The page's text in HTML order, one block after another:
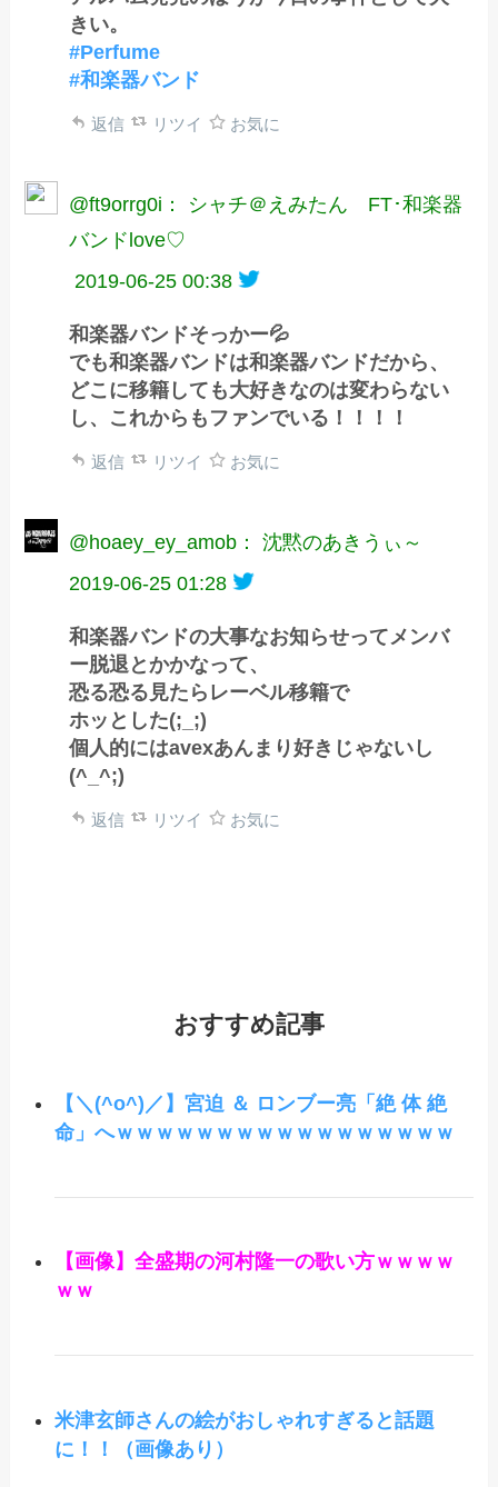
きい。
#Perfume
#和楽器バンド
返信 リツイ お気に
@ft9orrg0i： シャチ＠えみたん FT･和楽器
バンドlove♡
2019-06-25 00:38
和楽器バンドそっかー💦
でも和楽器バンドは和楽器バンドだから、
どこに移籍しても大好きなのは変わらない
し、これからもファンでいる！！！！
返信 リツイ お気に
@hoaey_ey_amob： 沈黙のあきうぃ～
2019-06-25 01:28
和楽器バンドの大事なお知らせってメンバ
ー脱退とかかなって、
恐る恐る見たらレーベル移籍で
ホッとした(;_;)
個人的にはavexあんまり好きじゃないし
(^_^;)
返信 リツイ お気に
おすすめ記事
【＼(^o^)／】宮迫 ＆ ロンブー亮「絶 体 絶
命」へｗｗｗｗｗｗｗｗｗｗｗｗｗｗｗｗｗ
【画像】全盛期の河村隆一の歌い方ｗｗｗｗ
ｗｗ
米津玄師さんの絵がおしゃれすぎると話題
に！！（画像あり）